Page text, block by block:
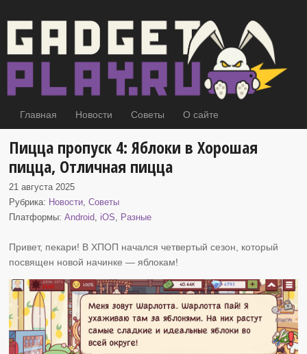
Главная Новости Советы О сайте
Пицца пропуск 4: Яблоки в Хорошая
пицца, Отличная пицца
21 августа 2025
Рубрика: Новости,Советы
Платформы:Android, iOS, Разные
Привет, пекари! В ХПОП начался четвертый сезон, который
посвящен новой начинке — яблокам!